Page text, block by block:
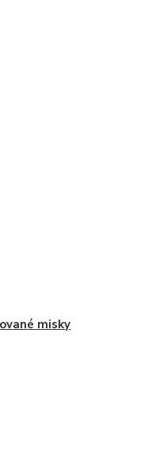
misky